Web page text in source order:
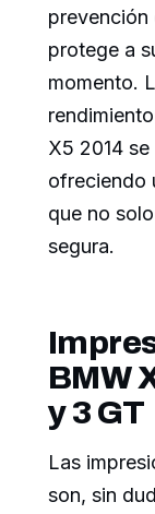
prevención
protege a
momento.
X5 2014
ofreciendo
que no
segura.
BMW
y 3 GT
Las
son, sin